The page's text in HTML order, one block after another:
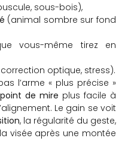
sous-bois),
(animal sombre sur fond
vous-même tirez en
optique, stress).
l’arme « plus précise »
point de mire plus facile à
Le gain se voit
, la régularité du geste,
visée après une montée